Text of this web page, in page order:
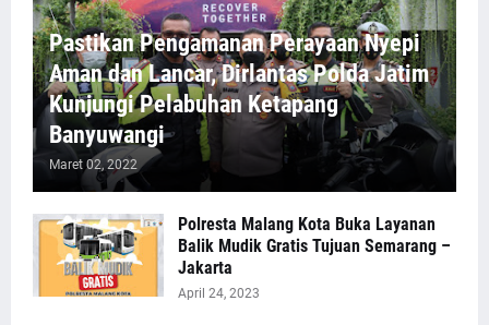
Pastikan Pengamanan Perayaan Nyepi
Aman dan Lancar, Dirlantas Polda Jatim
Kunjungi Pelabuhan Ketapang
Banyuwangi
Maret 02, 2022
Polresta Malang Kota Buka Layanan
Balik Mudik Gratis Tujuan Semarang –
Jakarta
April 24, 2023